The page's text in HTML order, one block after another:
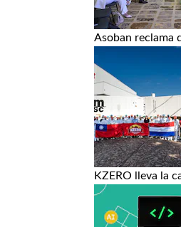
Asoban reclama
KZERO lleva la